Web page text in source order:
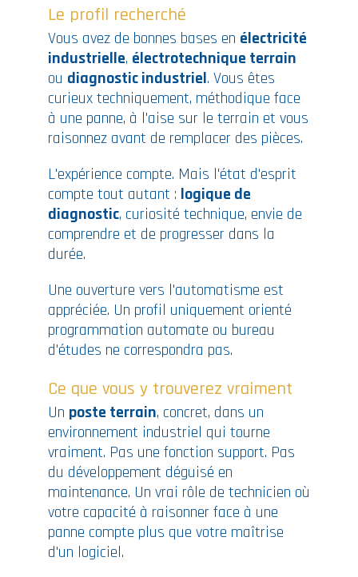
Le profil recherché
Vous avez de bonnes bases en électricité
industrielle, électrotechnique terrain
ou diagnostic industriel. Vous êtes
curieux techniquement, méthodique face
à une panne, à l'aise sur le terrain et vous
raisonnez avant de remplacer des pièces.
L'expérience compte. Mais l'état d'esprit
compte tout autant : logique de
diagnostic, curiosité technique, envie de
comprendre et de progresser dans la
durée.
Une ouverture vers l'automatisme est
appréciée. Un profil uniquement orienté
programmation automate ou bureau
d'études ne correspondra pas.
Ce que vous y trouverez vraiment
Un poste terrain, concret, dans un
environnement industriel qui tourne
vraiment. Pas une fonction support. Pas
du développement déguisé en
maintenance. Un vrai rôle de technicien où
votre capacité à raisonner face à une
panne compte plus que votre maîtrise
d'un logiciel.